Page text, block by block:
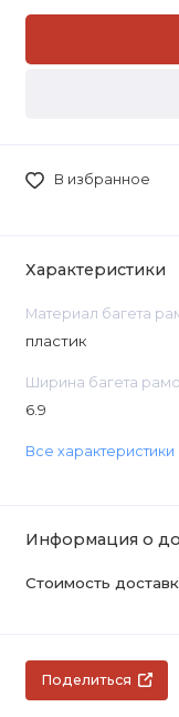
В избранное
Характеристики
Материал багета
пластик
Ширина багета
6.9
Все характеристики
Информация о
Стоимость
Поделиться